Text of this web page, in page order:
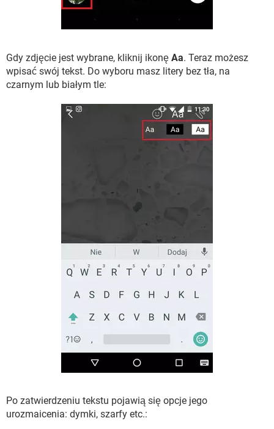
Gdy zdjęcie jest wybrane, kliknij ikonę Aa. Teraz możesz
wpisać swój tekst. Do wyboru masz litery bez tła, na
czarnym lub białym tle:
Po zatwierdzeniu tekstu pojawią się opcje jego
urozmaicenia: dymki, szarfy etc.: